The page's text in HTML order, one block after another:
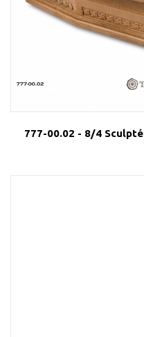
777-00.02 - 8/4 Sculpté